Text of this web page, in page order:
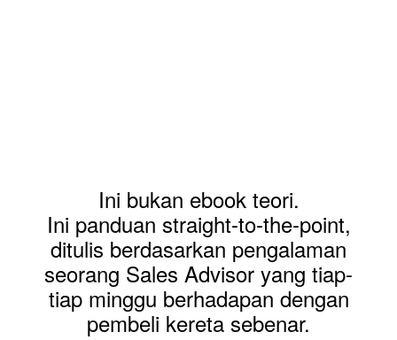
Ini bukan ebook teori.
Ini panduan straight-to-the-point,
ditulis berdasarkan pengalaman
seorang Sales Advisor yang tiap-
tiap minggu berhadapan dengan
pembeli kereta sebenar.